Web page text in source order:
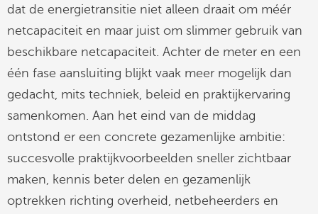
dat de energietransitie niet alleen draait om méér
netcapaciteit en maar juist om slimmer gebruik van
beschikbare netcapaciteit. Achter de meter en een
één fase aansluiting blijkt vaak meer mogelijk dan
gedacht, mits techniek, beleid en praktijkervaring
samenkomen. Aan het eind van de middag
ontstond er een concrete gezamenlijke ambitie:
succesvolle praktijkvoorbeelden sneller zichtbaar
maken, kennis beter delen en gezamenlijk
optrekken richting overheid, netbeheerders en